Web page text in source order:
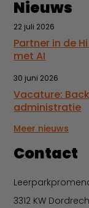
Nieuws
22 juli 2026
Partner in de
met AI
30 juni 2026
Vacature:
administratie
Meer nieuws
Contact
3312 KW